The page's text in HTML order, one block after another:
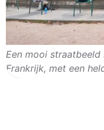
Een mooi straatbeeld
Frankrijk, met een